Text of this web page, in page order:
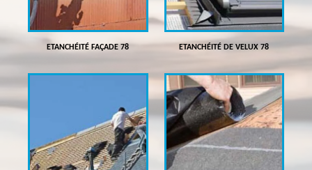
ETANCHÉITÉ FAÇADE 78 ETANCHÉITÉ DE VELUX 78